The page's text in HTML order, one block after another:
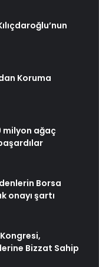
Koruma
milyon ağaç
Borsa
onayı şartı
Bizzat Sahip